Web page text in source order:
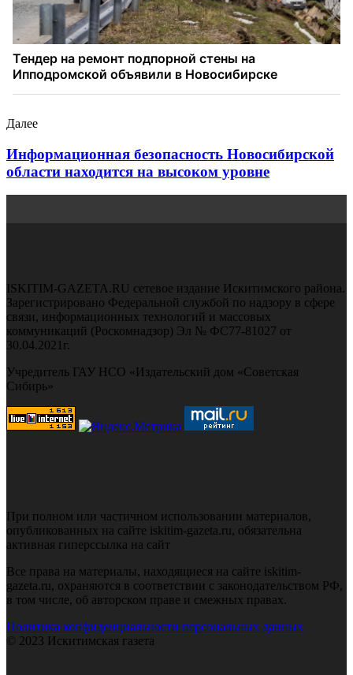
Далее
Информационная безопасность Новосибирской
области находится на высоком уровне
ISKITIM-GAZETA.RU сетевое издание Искитимского района.
Зарегистрировано Федеральной службой по надзору в сфере
связи, информационных технологий и массовых
коммуникаций (Роскомнадзор) Эл № ФС77-81027 от
30.04.2021г.
Учредитель ГАУ НСО «Издательский дом «Советская
Сибирь»
При полном или частичном использовании материалов,
опубликованных на сайте iskitim-gazeta.ru, обязательна
активная гиперссылка на сайт
Все права на материалы, находящиеся на сайте iskitim-
gazeta.ru, охраняются в соответствии с законодательством РФ,
в том числе, об авторском праве и смежных правах.
Политика конфиденциальности персональных данных
© 2023 Искитимская газета